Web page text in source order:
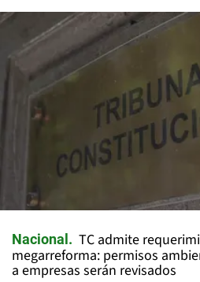
Nacional
TC admite
megarreforma: permisos
a empresas serán revisados